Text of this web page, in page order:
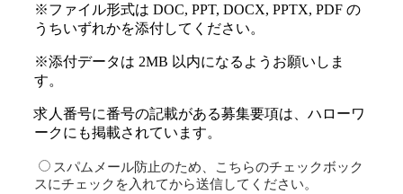
※ファイル形式は DOC, PPT, DOCX, PPTX, PDF の
うちいずれかを添付してください。
※添付データは 2MB 以内になるようお願いしま
す。
求人番号に番号の記載がある募集要項は、ハローワ
ークにも掲載されています。
スパムメール防止のため、こちらのチェックボック
スにチェックを入れてから送信してください。